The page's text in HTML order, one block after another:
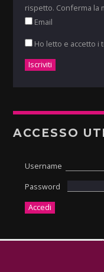
rispetto. Conferma la
Email
Ho letto e accetto i
ACCESSO
Username
Password